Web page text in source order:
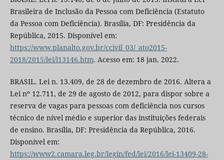
Brasileira de Inclusão da Pessoa com Deficiência (Estatuto
da Pessoa com Deficiência). Brasília, DF: Presidência da
República, 2015. Disponível em:
https://www.planalto.gov.br/ccivil_03/_ato2015-
2018/2015/lei/l13146.htm. Acesso em: 18 jan. 2022.
BRASIL. Lei n. 13.409, de 28 de dezembro de 2016. Altera a
Lei nº 12.711, de 29 de agosto de 2012, para dispor sobre a
reserva de vagas para pessoas com deficiência nos cursos
técnico de nível médio e superior das instituições federais
de ensino. Brasília, DF: Presidência da República, 2016.
Disponível em:
https://www2.camara.leg.br/legin/fed/lei/2016/lei-13409-28-